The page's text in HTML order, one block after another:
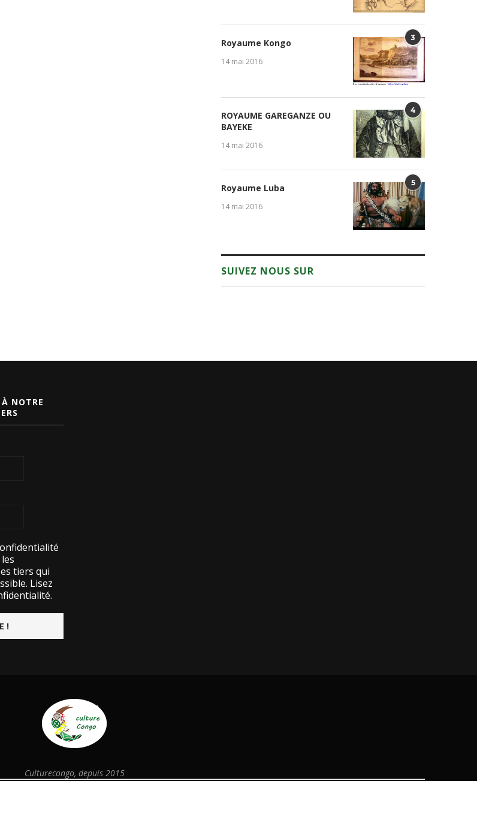
3
Royaume Kongo
14 mai 2016
4
ROYAUME GAREGANZE OU
BAYEKE
14 mai 2016
5
Royaume Luba
14 mai 2016
SUIVEZ NOUS SUR
NOTRE
tiers qui
Lisez
Culturecongo, depuis 2015